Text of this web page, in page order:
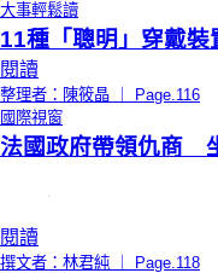
大事輕鬆讀
11種「聰明」穿戴
閱讀
整理者：陳筱晶 ｜ Page.116
國際視窗
法國政府帶領仇商
閱讀
撰文者：林君純 ｜ Page.118